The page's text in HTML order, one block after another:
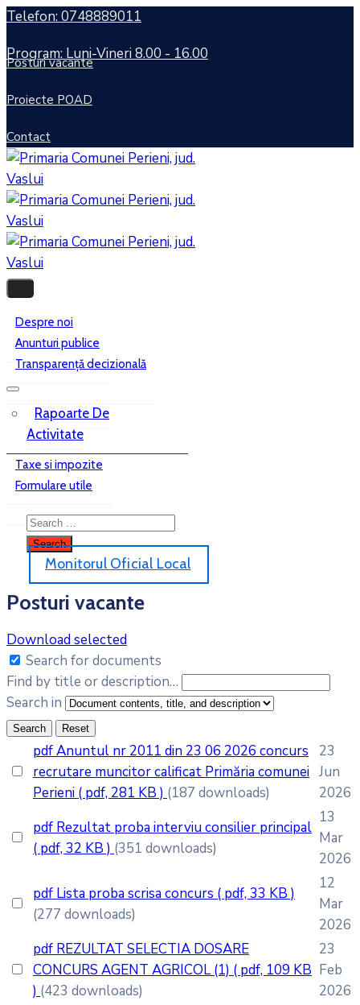
Telefon: 0748889011
Program: Luni-Vineri 8.00 - 16.00
Posturi vacante
Proiecte POAD
Contact
Despre noi
Anunturi publice
Transparență decizională
Rapoarte De
Activitate
Taxe si impozite
Formulare utile
Monitorul Oficial Local
Posturi vacante
Download selected
Search for documents
Find by title or description…
Search in
Search Reset
pdfAnuntul nr 2011 din 23 06 2026 concurs
recrutare muncitor calificat Primăria comunei
Perieni ( pdf, 281 KB ) (187 downloads)
23
Jun
2026
pdf Rezultat proba interviu consilier principal
( pdf, 32 KB ) (351 downloads)
13
Mar
2026
pdf Lista proba scrisa concurs ( pdf, 33 KB )
(277 downloads)
12
Mar
2026
pdf REZULTAT SELECTIA DOSARE
CONCURS AGENT AGRICOL (1) ( pdf, 109 KB
) (423 downloads)
23
Feb
2026